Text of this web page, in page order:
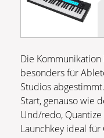
Die
besonders für
Studios
Start, genauso wie
Und/redo,
Launchkey ideal